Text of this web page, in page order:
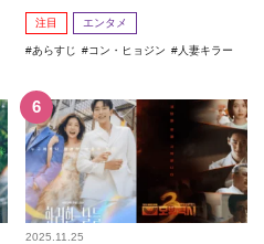
注目 エンタメ
あらすじ コン・ヒョジン 人妻キラー
2025.11.25